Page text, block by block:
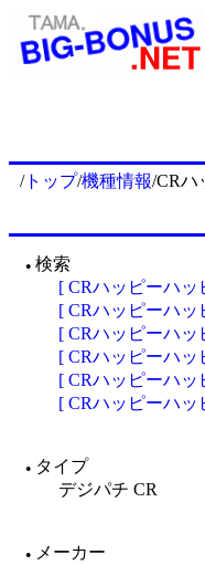
/トップ/機種情報/CRハ
● 検索
[ CRハッピーハッ
[ CRハッピーハッ
[ CRハッピーハッ
[ CRハッピーハッ
[ CRハッピーハッ
[ CRハッピーハ
● タイプ
デジパチ CR
●
メーカー